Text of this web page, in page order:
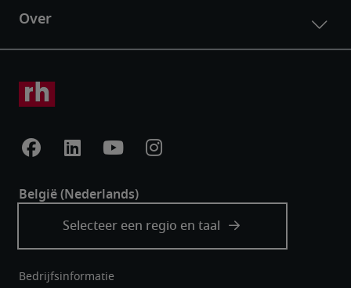
Bedrijfsinformatie